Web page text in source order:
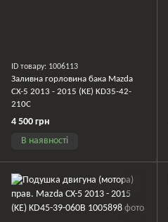
ID товару: 1006113
Заливна горловина бака Mazda
CX-5 2013 - 2015 (KE) KD35-42-
210C
4 500 грн
В наявності